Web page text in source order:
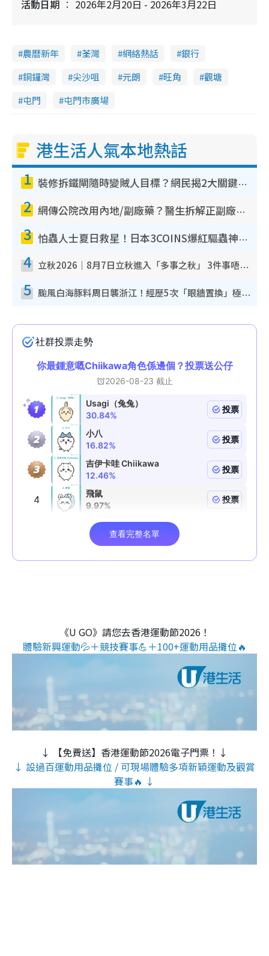
活動日期 2026年2月20日 - 2026年3月22日
農曆新年 荃灣 網絡熱話
銀行
銅鑼灣
尖沙咀 元朗 旺角
觀塘
屯門
屯門市廣場
港生活人氣本地熱話
1 裝修拆鐵閘隨時變賊人目標？網民揭2大關鍵用途：裝新式等於白裝？附新舊鐵閘分別
2 網傳公院改用內地/副廠藥？醫生拆解正副廠分別 揭4類人換藥隨時出事
3 怕蟲人士夏日救星！日本3COINS爆紅驅蟲神器$45起 1招「全程免觸碰」輕鬆搞定小強
4 立秋2026｜8月7日立秋進入「多事之秋」 3件事唔做得！專家教6招開運 清枱頭／銀包納氣接好運
5 颱風白海豚料周日襲浙江！經歷5次「眼牆置換」極罕見 成登陸內地最長途颱風
《U GO》請您去香港運動節2026！
體驗新興運動💦＋競技賽事💪＋100+運動用品攤位🔥
↓ 【免費送】香港運動節2026電子門票！↓
↓ 設過百運動用品攤位 / 可現場體驗多項新穎運動及觀賞
賽事🔥 ↓